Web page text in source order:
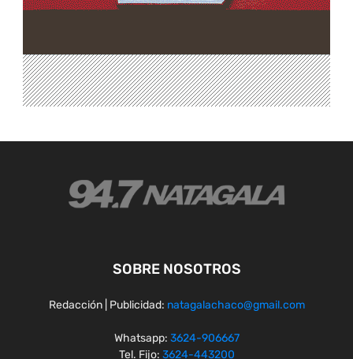
SOBRE NOSOTROS
Redacción | Publicidad: natagalachaco@gmail.com
Whatsapp: 3624-906667
Tel. Fijo: 3624-443200